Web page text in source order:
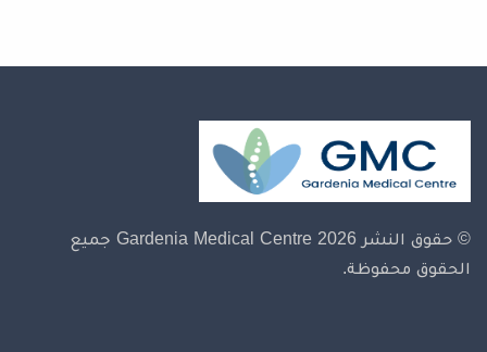
© حقوق النشر 2026 Gardenia Medical Centre
جميع
الحقوق محفوظة.